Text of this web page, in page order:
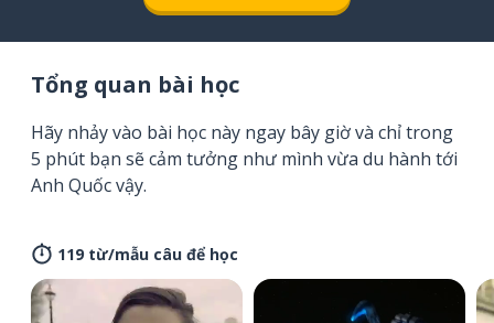
Tổng quan bài học
Hãy nhảy vào bài học này ngay bây giờ và chỉ trong
5 phút bạn sẽ cảm tưởng như mình vừa du hành tới
Anh Quốc vậy.
119 từ/mẫu câu để học